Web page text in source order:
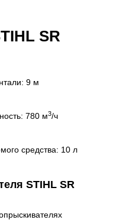
SR
9 м
780 м3/ч
средства: 10 л
STIHL SR